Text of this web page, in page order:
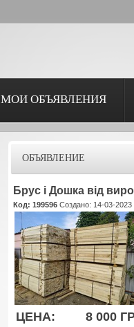
МОИ ОБЪЯВЛЕНИЯ
ОБЪЯВЛЕНИЕ
Брус і Дошка від
Код: 199596 Создано: 14-03-2023
ЦЕНА: 8 000